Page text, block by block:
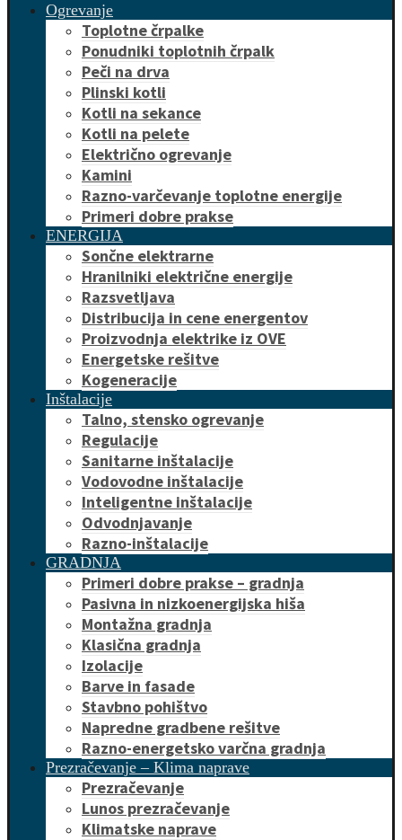
Ogrevanje
Toplotne črpalke
Ponudniki toplotnih črpalk
Peči na drva
Plinski kotli
Kotli na sekance
Kotli na pelete
Električno ogrevanje
Kamini
Razno-varčevanje toplotne energije
Primeri dobre prakse
ENERGIJA
Sončne elektrarne
Hranilniki električne energije
Razsvetljava
Distribucija in cene energentov
Proizvodnja elektrike iz OVE
Energetske rešitve
Kogeneracije
Inštalacije
Talno, stensko ogrevanje
Regulacije
Sanitarne inštalacije
Vodovodne inštalacije
Inteligentne inštalacije
Odvodnjavanje
Razno-inštalacije
GRADNJA
Primeri dobre prakse – gradnja
Pasivna in nizkoenergijska hiša
Montažna gradnja
Klasična gradnja
Izolacije
Barve in fasade
Stavbno pohištvo
Napredne gradbene rešitve
Razno-energetsko varčna gradnja
Prezračevanje – Klima naprave
Prezračevanje
Lunos prezračevanje
Klimatske naprave